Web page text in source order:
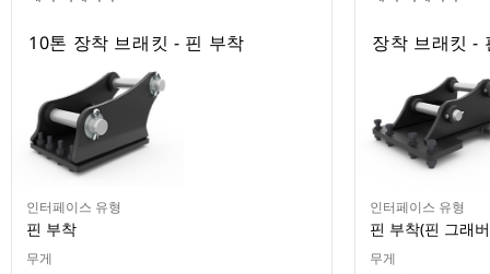
10톤 장착 브래킷 - 핀 부착
인터페이스 유형
핀 부착
무게
장착 브래킷 -
인터페이스 유형
핀 부착(핀 그래
무게